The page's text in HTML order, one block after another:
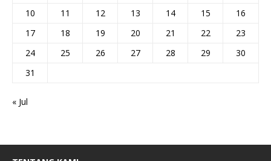
10
11 12 13 14 15
16
17
18 19 20 21 22
23
24
25 26 27 28 29
30
31
« Jul